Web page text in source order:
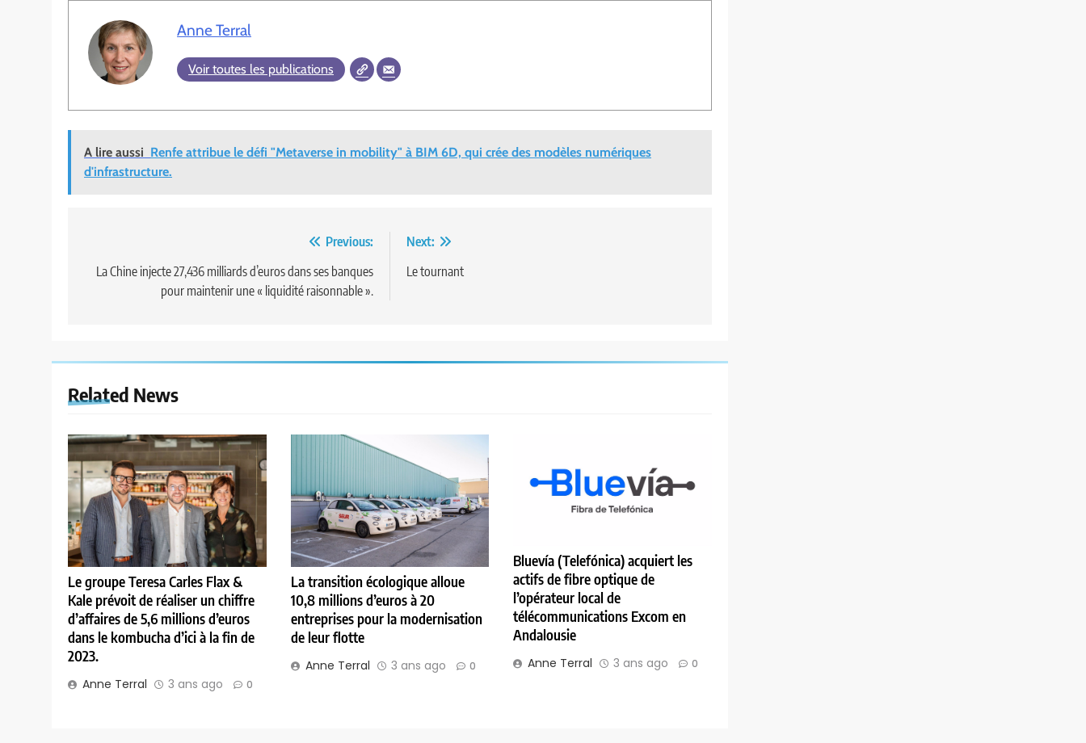
Anne Terral
Voir toutes les publications
A lire aussi Renfe attribue le défi "Metaverse in mobility" à BIM 6D, qui crée des modèles numériques
d'infrastructure.
de
Previous:
La Chine injecte 27,436 milliards d’euros dans ses banques
pour maintenir une « liquidité raisonnable ».
Next:
Le tournant
Related News
Le groupe Teresa Carles Flax &
Kale prévoit de réaliser un chiffre
d’affaires de 5,6 millions d’euros
dans le kombucha d’ici à la fin de
2023.
Anne Terral 3 ans ago 0
La transition écologique alloue
10,8 millions d’euros à 20
entreprises pour la modernisation
de leur flotte
Anne Terral 3 ans ago 0
Bluevía (Telefónica) acquiert les
actifs de fibre optique de
l’opérateur local de
télécommunications Excom en
Andalousie
Anne Terral 3 ans ago 0